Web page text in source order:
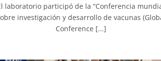
laboratorio participó de la “Conferencia
investigación y desarrollo de vacunas
Conference [...]